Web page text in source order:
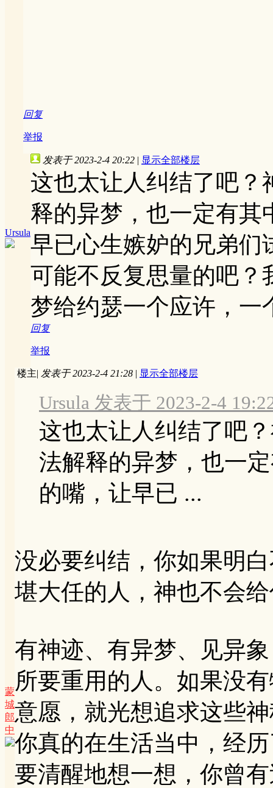
回复
举报
Ursula
发表于 2023-2-4 20:22 | 显示全部楼层
这也太让人纠结了吧？
释的异梦，也一定有其
早已心生嫉妒的兄弟们
可能不反复思量的吧？
梦给约瑟一个应许，
回复
举报
蒙
城
郎
中
楼主| 发表于 2023-2-4 21:28 | 显示全部楼层
Ursula 发表于 2023-2-4
这也太让人纠结了吧
法解释的异梦，也一
的嘴，让早已 ...
没必要纠结，你如果明
堪大任的人，神也不会
有神迹、有异梦、见异
所要重用的人。如果没
意愿，就光想追求这些
你真的在生活当中，经
要清醒地想一想，你曾